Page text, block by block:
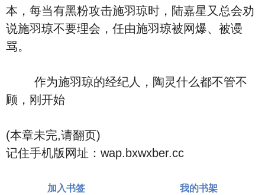
本，每当有黑粉攻击施羽琼时，陆嘉星又总会劝
说施羽琼不要理会，任由施羽琼被网爆、被谩
骂。
作为施羽琼的经纪人，陶灵什么都不管不
顾，刚开始
(本章未完,请翻页)
记住手机版网址：wap.bxwxber.cc
加入书签 我的书架